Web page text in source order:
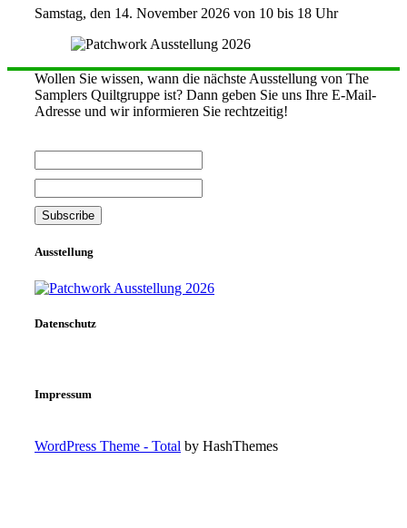
Samstag, den 14. November 2026 von 10 bis 18 Uhr
Wollen Sie wissen, wann die nächste Ausstellung von The
Samplers Quiltgruppe ist? Dann geben Sie uns Ihre E-Mail-
Adresse und wir informieren Sie rechtzeitig!
Ausstellung
Datenschutz
Impressum
WordPress Theme - Total by HashThemes